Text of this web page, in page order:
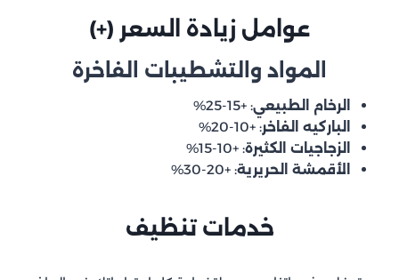
عوامل زيادة السعر (+)
المواد والتشطيبات الفاخرة
الرخام الطبيعي: +15-25%
الباركيه الفاخر: +10-20%
الزجاجيات الكثيرة: +10-15%
الأقمشة الحريرية: +20-30%
خدمات تنظيف